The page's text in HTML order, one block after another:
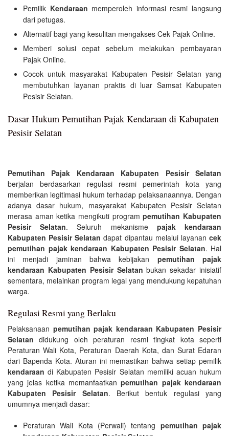
Pemilik Kendaraan memperoleh informasi resmi langsung
dari petugas.
Alternatif bagi yang kesulitan mengakses Cek Pajak Online.
Memberi solusi cepat sebelum melakukan pembayaran
Pajak Online.
Cocok untuk masyarakat Kabupaten Pesisir Selatan yang
membutuhkan layanan praktis di luar Samsat Kabupaten
Pesisir Selatan.
Dasar Hukum Pemutihan Pajak Kendaraan di Kabupaten
Pesisir Selatan
Pemutihan Pajak Kendaraan Kabupaten Pesisir Selatan
berjalan berdasarkan regulasi resmi pemerintah kota yang
memberikan legitimasi hukum terhadap pelaksanaannya. Dengan
adanya dasar hukum, masyarakat Kabupaten Pesisir Selatan
merasa aman ketika mengikuti programpemutihan Kabupaten
Pesisir Selatan. Seluruh mekanisme pajak kendaraan
Kabupaten Pesisir Selatan dapat dipantau melalui layanancek
pemutihan pajak kendaraan Kabupaten Pesisir Selatan. Hal
ini menjadi jaminan bahwa kebijakan pemutihan pajak
kendaraan Kabupaten Pesisir Selatan bukan sekadar inisiatif
sementara, melainkan program legal yang mendukung kepatuhan
warga.
Regulasi Resmi yang Berlaku
Pelaksanaan pemutihan pajak kendaraan Kabupaten Pesisir
Selatan didukung oleh peraturan resmi tingkat kota seperti
Peraturan Wali Kota, Peraturan Daerah Kota, dan Surat Edaran
dari Bapenda Kota. Aturan ini memastikan bahwa setiap pemilik
kendaraan di Kabupaten Pesisir Selatan memiliki acuan hukum
yang jelas ketika memanfaatkanpemutihan pajak kendaraan
Kabupaten Pesisir Selatan. Berikut bentuk regulasi yang
umumnya menjadi dasar:
Peraturan Wali Kota (Perwali) tentang pemutihan pajak